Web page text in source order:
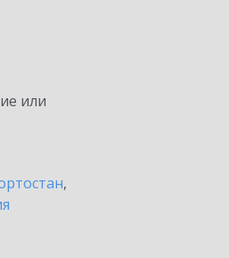
или
,